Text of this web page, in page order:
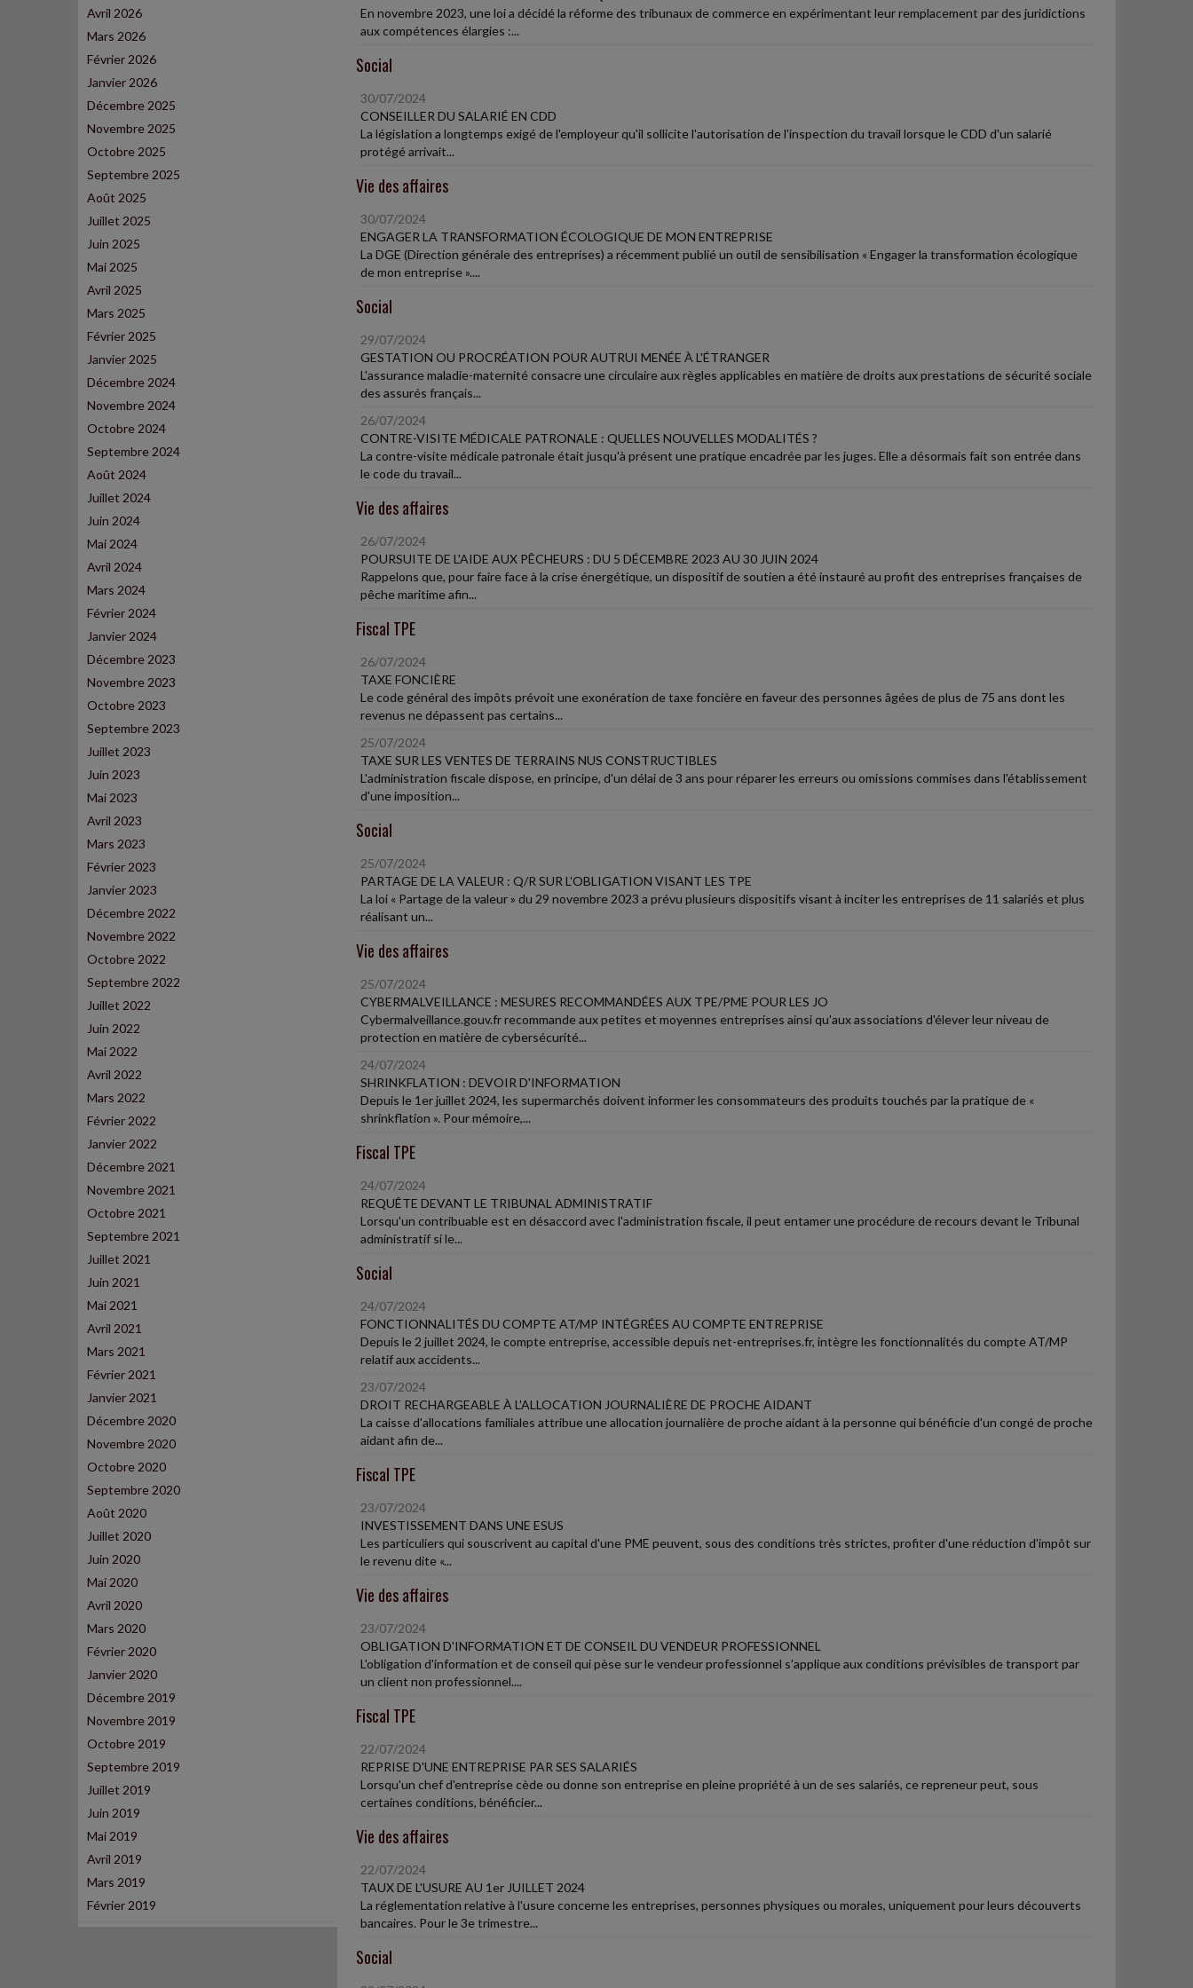
Avril 2026
Mars 2026
Février 2026
Janvier 2026
Décembre 2025
Novembre 2025
Octobre 2025
Septembre 2025
Août 2025
Juillet 2025
Juin 2025
Mai 2025
Avril 2025
Mars 2025
Février 2025
Janvier 2025
Décembre 2024
Novembre 2024
Octobre 2024
Septembre 2024
Août 2024
Juillet 2024
Juin 2024
Mai 2024
Avril 2024
Mars 2024
Février 2024
Janvier 2024
Décembre 2023
Novembre 2023
Octobre 2023
Septembre 2023
Juillet 2023
Juin 2023
Mai 2023
Avril 2023
Mars 2023
Février 2023
Janvier 2023
Décembre 2022
Novembre 2022
Octobre 2022
Septembre 2022
Juillet 2022
Juin 2022
Mai 2022
Avril 2022
Mars 2022
Février 2022
Janvier 2022
Décembre 2021
Novembre 2021
Octobre 2021
Septembre 2021
Juillet 2021
Juin 2021
Mai 2021
Avril 2021
Mars 2021
Février 2021
Janvier 2021
Décembre 2020
Novembre 2020
Octobre 2020
Septembre 2020
Août 2020
Juillet 2020
Juin 2020
Mai 2020
Avril 2020
Mars 2020
Février 2020
Janvier 2020
Décembre 2019
Novembre 2019
Octobre 2019
Septembre 2019
Juillet 2019
Juin 2019
Mai 2019
Avril 2019
Mars 2019
Février 2019
En novembre 2023, une loi a décidé la réforme des tribunaux de commerce en expérimentant leur remplacement par des juridictions
aux compétences élargies :...
Social
30/07/2024
CONSEILLER DU SALARIÉ EN CDD
La législation a longtemps exigé de l'employeur qu'il sollicite l'autorisation de l'inspection du travail lorsque le CDD d'un salarié
protégé arrivait...
Vie des affaires
30/07/2024
ENGAGER LA TRANSFORMATION ÉCOLOGIQUE DE MON ENTREPRISE
La DGE (Direction générale des entreprises) a récemment publié un outil de sensibilisation « Engager la transformation écologique
de mon entreprise »....
Social
29/07/2024
GESTATION OU PROCRÉATION POUR AUTRUI MENÉE À L'ÉTRANGER
L'assurance maladie-maternité consacre une circulaire aux règles applicables en matière de droits aux prestations de sécurité sociale
des assurés français...
26/07/2024
CONTRE-VISITE MÉDICALE PATRONALE : QUELLES NOUVELLES MODALITÉS ?
La contre-visite médicale patronale était jusqu'à présent une pratique encadrée par les juges. Elle a désormais fait son entrée dans
le code du travail...
Vie des affaires
26/07/2024
POURSUITE DE L'AIDE AUX PÊCHEURS : DU 5 DÉCEMBRE 2023 AU 30 JUIN 2024
Rappelons que, pour faire face à la crise énergétique, un dispositif de soutien a été instauré au profit des entreprises françaises de
pêche maritime afin...
Fiscal TPE
26/07/2024
TAXE FONCIÈRE
Le code général des impôts prévoit une exonération de taxe foncière en faveur des personnes âgées de plus de 75 ans dont les
revenus ne dépassent pas certains...
25/07/2024
TAXE SUR LES VENTES DE TERRAINS NUS CONSTRUCTIBLES
L'administration fiscale dispose, en principe, d'un délai de 3 ans pour réparer les erreurs ou omissions commises dans l'établissement
d'une imposition...
Social
25/07/2024
PARTAGE DE LA VALEUR : Q/R SUR L'OBLIGATION VISANT LES TPE
La loi « Partage de la valeur » du 29 novembre 2023 a prévu plusieurs dispositifs visant à inciter les entreprises de 11 salariés et plus
réalisant un...
Vie des affaires
25/07/2024
CYBERMALVEILLANCE : MESURES RECOMMANDÉES AUX TPE/PME POUR LES JO
Cybermalveillance.gouv.fr recommande aux petites et moyennes entreprises ainsi qu'aux associations d'élever leur niveau de
protection en matière de cybersécurité...
24/07/2024
SHRINKFLATION : DEVOIR D'INFORMATION
Depuis le 1er juillet 2024, les supermarchés doivent informer les consommateurs des produits touchés par la pratique de «
shrinkflation ». Pour mémoire,...
Fiscal TPE
24/07/2024
REQUÊTE DEVANT LE TRIBUNAL ADMINISTRATIF
Lorsqu'un contribuable est en désaccord avec l'administration fiscale, il peut entamer une procédure de recours devant le Tribunal
administratif si le...
Social
24/07/2024
FONCTIONNALITÉS DU COMPTE AT/MP INTÉGRÉES AU COMPTE ENTREPRISE
Depuis le 2 juillet 2024, le compte entreprise, accessible depuis net-entreprises.fr, intègre les fonctionnalités du compte AT/MP
relatif aux accidents...
23/07/2024
DROIT RECHARGEABLE À L'ALLOCATION JOURNALIÈRE DE PROCHE AIDANT
La caisse d'allocations familiales attribue une allocation journalière de proche aidant à la personne qui bénéficie d'un congé de proche
aidant afin de...
Fiscal TPE
23/07/2024
INVESTISSEMENT DANS UNE ESUS
Les particuliers qui souscrivent au capital d'une PME peuvent, sous des conditions très strictes, profiter d'une réduction d'impôt sur
le revenu dite «...
Vie des affaires
23/07/2024
OBLIGATION D'INFORMATION ET DE CONSEIL DU VENDEUR PROFESSIONNEL
L'obligation d'information et de conseil qui pèse sur le vendeur professionnel s'applique aux conditions prévisibles de transport par
un client non professionnel....
Fiscal TPE
22/07/2024
REPRISE D'UNE ENTREPRISE PAR SES SALARIÉS
Lorsqu'un chef d'entreprise cède ou donne son entreprise en pleine propriété à un de ses salariés, ce repreneur peut, sous
certaines conditions, bénéficier...
Vie des affaires
22/07/2024
TAUX DE L'USURE AU 1er JUILLET 2024
La réglementation relative à l'usure concerne les entreprises, personnes physiques ou morales, uniquement pour leurs découverts
bancaires. Pour le 3e trimestre...
Social